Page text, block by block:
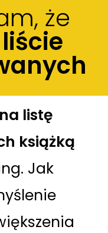
że
na listę
książką
Jak